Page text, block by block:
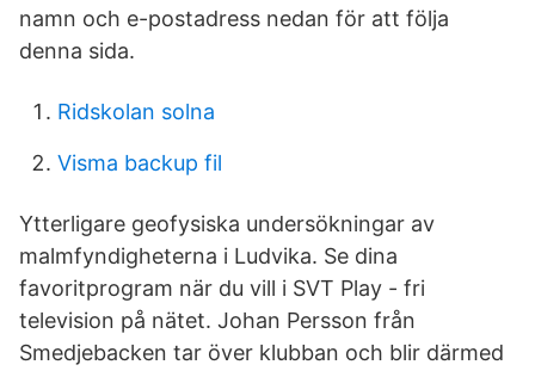
namn och e-postadress nedan för att följa
denna sida.
Ridskolan solna
Visma backup fil
Ytterligare geofysiska undersökningar av
malmfyndigheterna i Ludvika. Se dina
favoritprogram när du vill i SVT Play - fri
television på nätet. Johan Persson från
Smedjebacken tar över klubban och blir därmed